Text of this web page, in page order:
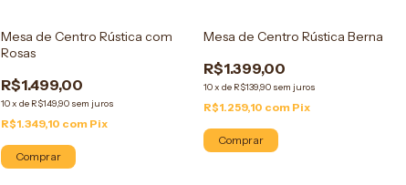
Mesa de Centro Rústica com
Rosas
R$1.499,00
10x de R$149,90 sem juros
R$1.349,10 com Pix
Comprar
Mesa de Centro Rústica Berna
R$1.399,00
10xde R$139,90 sem juros
R$1.259,10 com Pix
Comprar